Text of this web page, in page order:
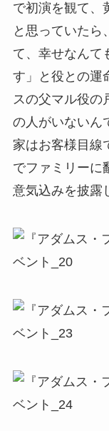
で初演を観て、
と思っていたら
て、幸せなんて
す」と役との運
スの父マル役の
の人がいないん
家はお客様目線
でファミリーに
意気込みを披露